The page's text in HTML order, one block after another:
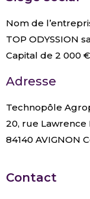
Nom de
TOP ODYSSION
Capital de 2 000 €
Adresse
Technopôle
20, rue Lawrence
84140 AVIGNON
Contact